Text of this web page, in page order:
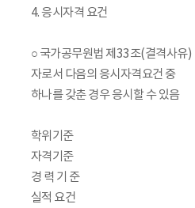
4. 응시자격 요건
○ 국가공무원법 제33조(결격사유)
자로서 다음의 응시자격요건 중
하나를 갖춘 경우 응시할 수 있음
학위기준
자격기준
경 력 기 준
실적 요건